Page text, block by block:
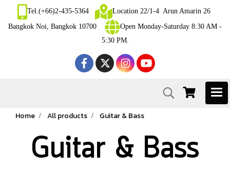
Tel.(+66)2-435-5364
Location 22/1-4 Arun Amarin 26
Bangkok Noi, Bangkok 10700
Open Monday-Saturday 8:30 AM -
5:30 PM.
Home All products Guitar & Bass
Guitar & Bass